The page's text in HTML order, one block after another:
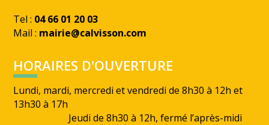
Tel : 04 66 01 20 03
Mail : mairie@calvisson.com
HORAIRES D'OUVERTURE
Lundi, mardi, mercredi et vendredi de 8h30 à 12h et
13h30 à 17h
Jeudi de 8h30 à 12h, fermé l’après-midi